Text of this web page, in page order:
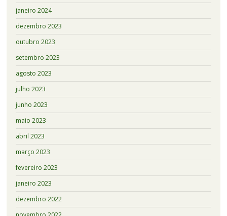
janeiro 2024
dezembro 2023
outubro 2023
setembro 2023
agosto 2023
julho 2023
junho 2023
maio 2023
abril 2023
março 2023
fevereiro 2023
janeiro 2023
dezembro 2022